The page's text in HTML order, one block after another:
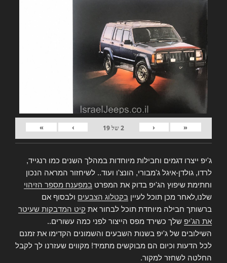
«
‹
2של19
›
»
ג'יפ ייצרו דגמים וחבילות מיוחדות במהלך השנים כמו רנגייד,
לרדו, גולדן-איגל ג'מבורי, הונצ'ו ועוד.. לשיחזור המראה הנכון
וחתימת שיפוץ הג'יפ בדוק את המפרט במפענח מספר הזיהוי
שלנו,לאחר מכן תוכל לעיין בקטלוג הצבעים ולבסוף אם
ברשותך חבילה מיוחדת תוכל לבחור את קיט המדבקות שעיטר
את הג'יפ שלך כשירד מפס הייצור לפני כמה עשורים..
השילובים של ג'יפ בשנות השבעים והשמונים הקדימו את זמנם
לכל הדעות וכיום הם מבוקשים מתמיד! מקווים שעזרנו לך לקבל
החלטה לשחזר למקור.